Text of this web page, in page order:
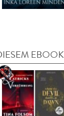
EBOOK